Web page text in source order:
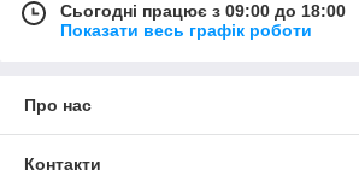
Сьогодні працює з 09:00 до 18:00
Показати весь графік роботи
Про нас
Контакти